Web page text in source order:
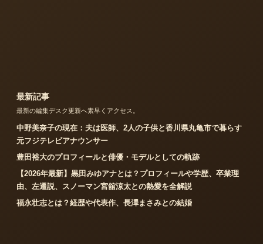
最新記事
最新の編集デスク更新へ素早くアクセス。
中野美奈子の現在：夫は医師、2人の子供と香川県丸亀市で暮らす
元フジテレビアナウンサー
豊田裕大のプロフィールと俳優・モデルとしての軌跡
【2026年最新】黒田みゆアナとは？プロフィールや学歴、卒業理
由、左遷説、スノーマン宮舘涼太との熱愛を全解説
福永壮志とは？経歴や代表作、長澤まさみとの結婚